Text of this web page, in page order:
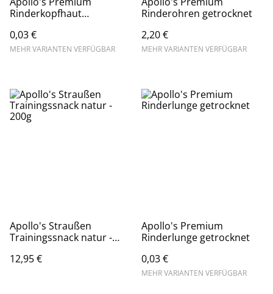
Rinderkopfhaut
0,03 €
MEHR VARIANTEN VERFÜGBAR
Rinderohren getrocknet
2,20 €
MEHR VARIANTEN VERFÜGBAR
Apollo's Straußen
Trainingssnack natur -
12,95 €
Apollo's Premium
Rinderlunge getrocknet
0,03 €
MEHR VARIANTEN VERFÜGBAR